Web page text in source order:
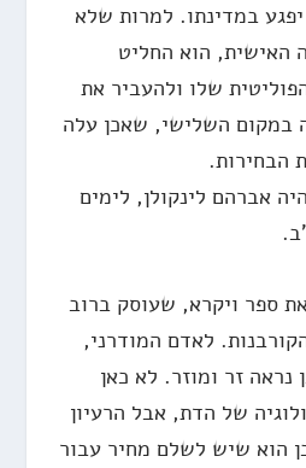
במדינתו. למרות שלא
האישית, הוא החליט
שלו ולהעביר את
במקום השלישי, שאכן עלה
אברהם לינקולן, לימים
ספר ויקרא, שעוסק ברוב
לאדם המודרני,
נראה זר ומוזר. לא כאן
של הדת, אבל הרעיון
הוא שיש לשלם מחיר עבור